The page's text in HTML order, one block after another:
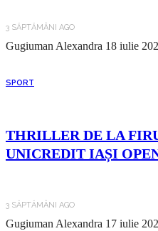
3 SĂPTĂMÂNI AGO
Gugiuman Alexandra 18 iulie
SPORT
THRILLER DE LA
UNICREDIT IAȘI
3 SĂPTĂMÂNI AGO
Gugiuman Alexandra 17 iulie